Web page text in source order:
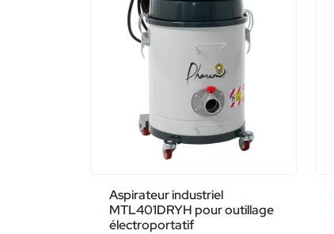
Aspirateur industriel
MTL401DRYH pour outillage
électroportatif